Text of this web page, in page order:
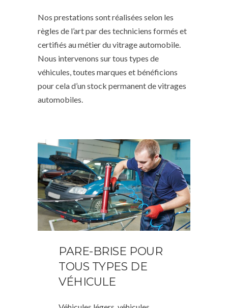
Nos prestations sont réalisées selon les
règles de l’art par des techniciens formés et
certifiés au métier du vitrage automobile.
Nous intervenons sur tous types de
véhicules, toutes marques et bénéficions
pour cela d’un stock permanent de vitrages
automobiles.
PARE-BRISE POUR
TOUS TYPES DE
VÉHICULE